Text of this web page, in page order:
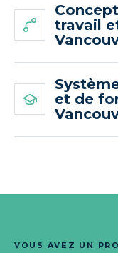
travail
et de
VOUS AVEZ UN